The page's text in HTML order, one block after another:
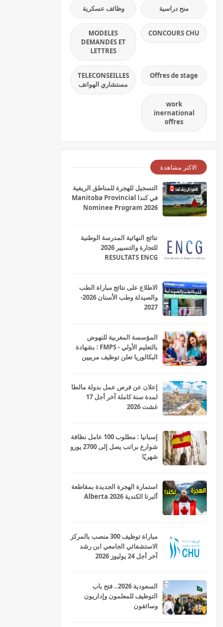
منح دراسية وظائف عسكرية
CONCOURS CHU
MODELES
DEMANDES ET
LETTRES
Offres de stage
TELECONSEILLES
مستشاري الهواتف
work
inernational
offres
الاكثر مشاهدة
التسجيل للهجرة للمناطق الريفية
في كندا Manitoba Provincial
Nominee Program 2026
نتائج النهائية المدرسة الوطنية
للتجارة والتسيير 2026
RESULTATS ENCG
الاطلاع على نتائج مباراة الطب
والصيدلة وطب الأسنان 2026-
2027
المؤسسة المغربية للنهوض
بالتعليم الأولي - FMPS : بشهادة
البكالوريا تعلن توظيف مربيين
إعلان عن فرص عمل بدولة مالطا
لمدة سنة كاملة آخر أجل 17
غشت 2026
إسبانيا : مطلوب 100 عامل نظافة
شوارع براتب يصل إلى 2700 يورو
شهريًا
استمارة الهجرة الجديدة بمقاطعة
ألبرتا الكندية Alberta 2026
مباراة توظيف 300 منصب بالمركز
الاستشفائي الجامعي ابن رشد
آخر أجل 24 يوليوز 2026
السعودية 2026.. فتح باب
التوظيف للمعلمون وإداريون
وسائقون